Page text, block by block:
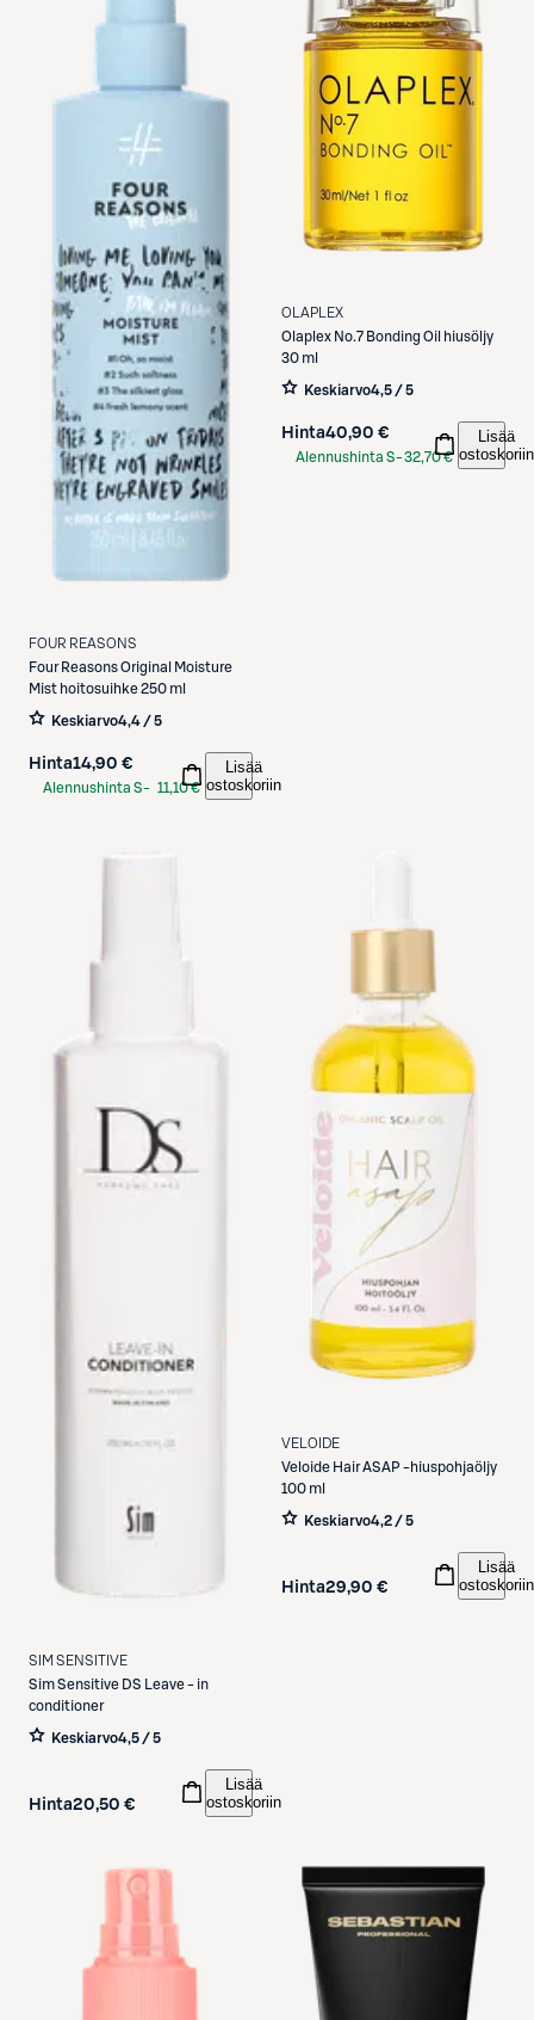
FOUR REASONS
Four ReasonsOriginal Moisture
Mist hoitosuihke 250 ml
Keskiarvo4,4 / 5
Hinta14,90 €
Alennushinta S- 11,10 €
Lisää
ostoskoriin
OLAPLEX
Olaplex No.7 Bonding Oil hiusöljy
30 ml
Keskiarvo4,5 / 5
Hinta40,90 €
Alennushinta S-32,70 €
Lisää
ostoskoriin
SIM SENSITIVE
Sim Sensitive DS Leave - in
conditioner
Keskiarvo4,5 / 5
Hinta20,50 €
Lisää
ostoskoriin
VELOIDE
Veloide Hair ASAP -hiuspohjaöljy
100 ml
Keskiarvo4,2 / 5
Hinta29,90 €
Lisää
ostoskoriin